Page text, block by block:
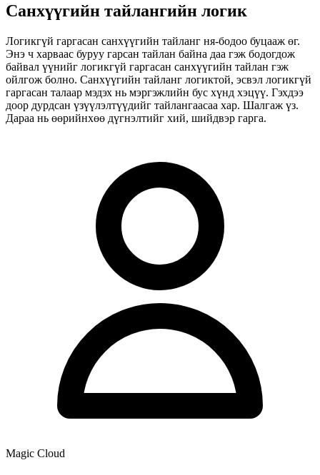
Санхүүгийн тайлангийн логик
Логикгүй гаргасан санхүүгийн тайланг ня-бодоо буцааж өг.
Энэ ч харваас буруу гарсан тайлан байна даа гэж бодогдож
байвал үүнийг логикгүй гаргасан санхүүгийн тайлан гэж
ойлгож болно. Санхүүгийн тайланг логиктой, эсвэл логикгүй
гаргасан талаар мэдэх нь мэргэжлийн бус хүнд хэцүү. Гэхдээ
доор дурдсан үзүүлэлтүүдийг тайлангаасаа хар. Шалгаж үз.
Дараа нь өөрийнхөө дүгнэлтийг хий, шийдвэр гарга.
Magic Cloud